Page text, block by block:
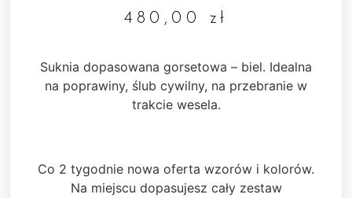
480,00 zł
Suknia dopasowana gorsetowa – biel. Idealna
na poprawiny, ślub cywilny, na przebranie w
trakcie wesela.
Co 2 tygodnie nowa oferta wzorów i kolorów.
Na miejscu dopasujesz cały zestaw